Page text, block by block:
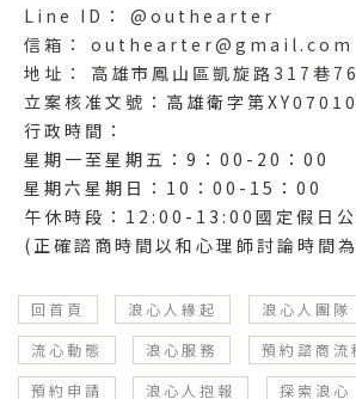
@outhearter
outhearter@gmail.com
高雄市鳳山區凱旋路317巷
回首頁 浪心人緣起
浪心人團隊
流心動態
浪心服務
預約諮商流
預約申請
浪心人抱報 探索浪心